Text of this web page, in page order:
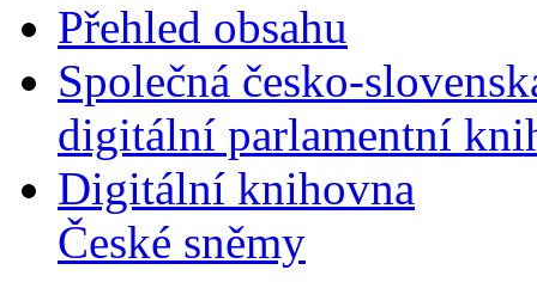
Přehled obsahu
Společná česko-
digitální parlamentní
Digitální knihovna
České sněmy